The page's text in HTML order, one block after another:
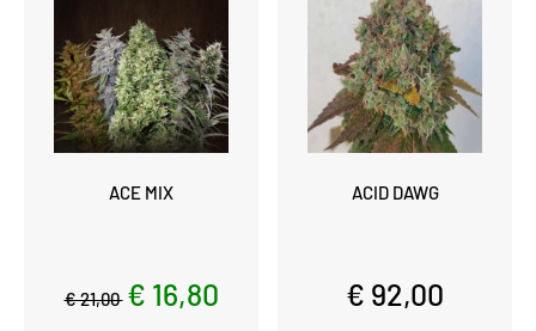
ACE MIX
€ 21,00 € 16,80
ACID DAWG
€ 92,00